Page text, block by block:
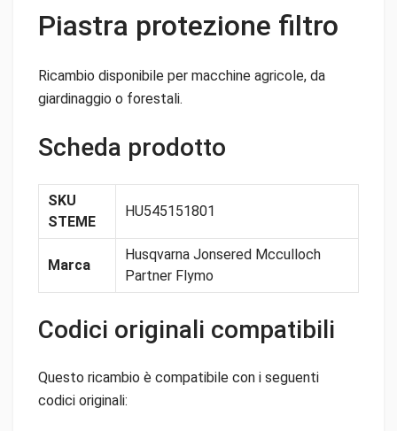
Piastra protezione filtro
Ricambio disponibile per macchine agricole, da
giardinaggio o forestali.
Scheda prodotto
SKU
STEME
HU545151801
Marca
Husqvarna Jonsered Mcculloch
Partner Flymo
Codici originali compatibili
Questo ricambio è compatibile con i seguenti
codici originali: